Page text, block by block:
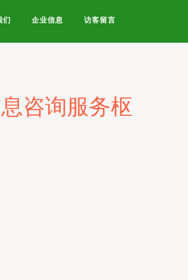
们 企业信息 访客留言
咨询服务枢